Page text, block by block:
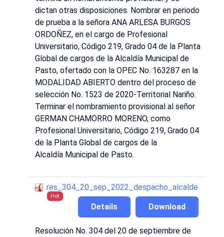
dictan otras disposiciones. Nombrar en periodo
de prueba a la señora ANA ARLESA BURGOS
ORDOÑEZ, en el cargo de Profesional
Universitario, Código 219, Grado 04 de la Planta
Global de cargos de la Alcaldía Municipal de
Pasto, ofertado con la OPEC No. 163287 en la
MODALIDAD ABIERTO dentro del proceso de
selección No. 1523 de 2020-Territorial Nariño.
Terminar el nombramiento provisional al señor
GERMAN CHAMORRO MORENO, como
Profesional Universitario, Código 219, Grado 04
de la Planta Global de cargos de la
Alcaldía Municipal de Pasto.
res_304_20_sep_2022_despacho_alcalde
Hot
Download
Details
Resolución No. 304 del 20 de septiembre de